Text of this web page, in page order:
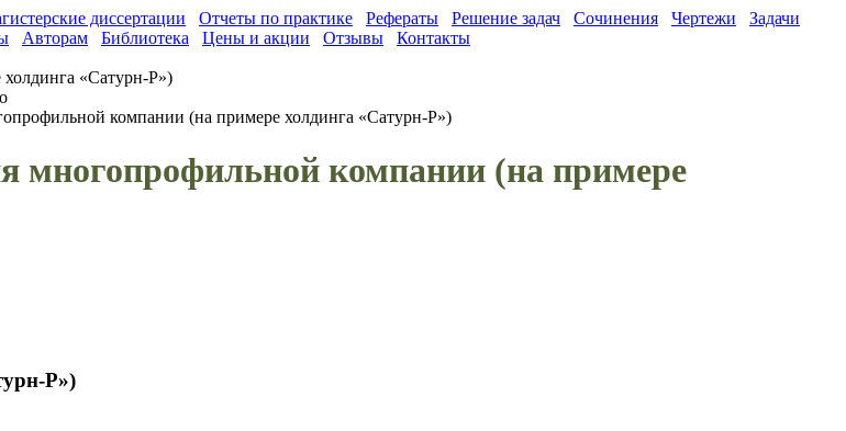
диссертации Отчеты по практике Рефераты Решение задач Сочинения Чертежи
Задачи
Авторам Библиотека Цены и акции Отзывы Контакты
«Сатурн-Р»)
компании (на примере холдинга «Сатурн-Р»)
многопрофильной компании (на примере
Р»)